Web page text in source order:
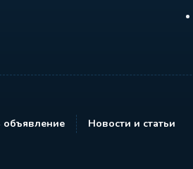
объявление Новости и статьи